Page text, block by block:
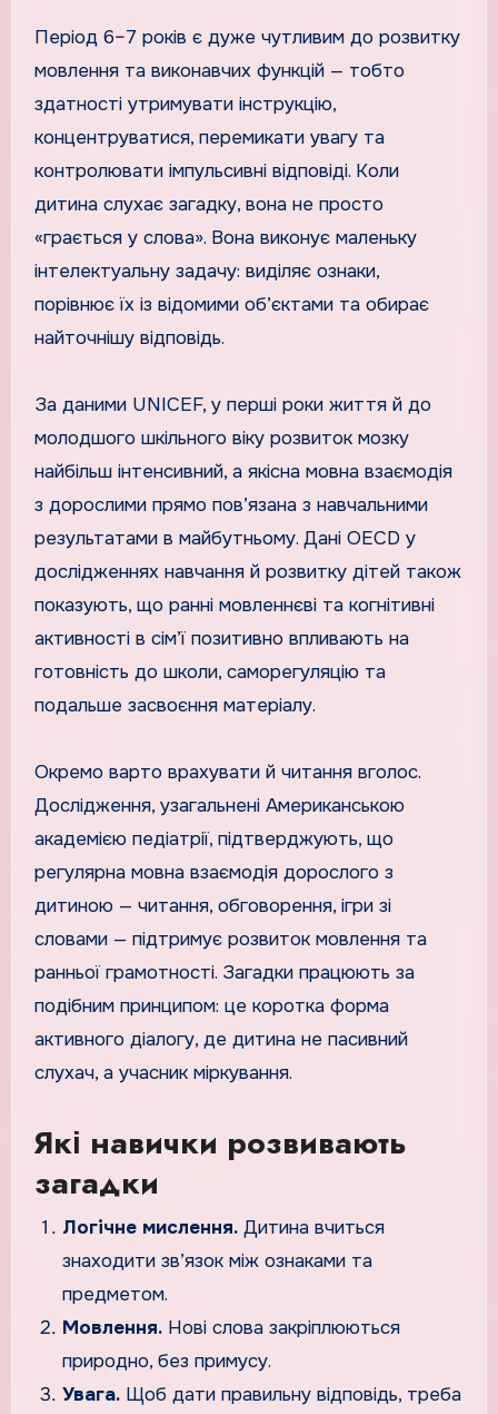
Період 6–7 років є дуже чутливим до розвитку
мовлення та виконавчих функцій — тобто
здатності утримувати інструкцію,
концентруватися, перемикати увагу та
контролювати імпульсивні відповіді. Коли
дитина слухає загадку, вона не просто
«грається у слова». Вона виконує маленьку
інтелектуальну задачу: виділяє ознаки,
порівнює їх із відомими об’єктами та обирає
найточнішу відповідь.
За даними UNICEF, у перші роки життя й до
молодшого шкільного віку розвиток мозку
найбільш інтенсивний, а якісна мовна взаємодія
з дорослими прямо пов’язана з навчальними
результатами в майбутньому. Дані OECD у
дослідженнях навчання й розвитку дітей також
показують, що ранні мовленнєві та когнітивні
активності в сім’ї позитивно впливають на
готовність до школи, саморегуляцію та
подальше засвоєння матеріалу.
Окремо варто врахувати й читання вголос.
Дослідження, узагальнені Американською
академією педіатрії, підтверджують, що
регулярна мовна взаємодія дорослого з
дитиною — читання, обговорення, ігри зі
словами — підтримує розвиток мовлення та
ранньої грамотності. Загадки працюють за
подібним принципом: це коротка форма
активного діалогу, де дитина не пасивний
слухач, а учасник міркування.
Які навички розвивають
загадки
Логічне мислення. Дитина вчиться
знаходити зв’язок між ознаками та
предметом.
Мовлення. Нові слова закріплюються
природно, без примусу.
Увага. Щоб дати правильну відповідь, треба